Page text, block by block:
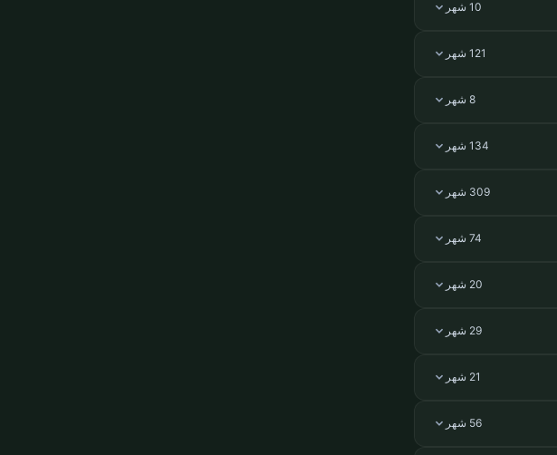
10 شهر
121 شهر
8 شهر
134 شهر
309 شهر
74 شهر
20 شهر
29 شهر
21 شهر
56 شهر